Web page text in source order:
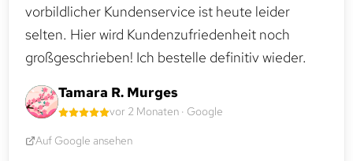
vorbildlicher Kundenservice ist heute leider
selten. Hier wird Kundenzufriedenheit noch
großgeschrieben! Ich bestelle definitiv wieder.
Tamara R. Murges
vor 2 Monaten · Google
Auf Google ansehen